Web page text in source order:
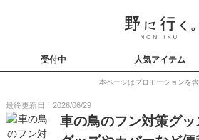
受付中 人気アイテム
本ページはプロモーションを
最終更新日：2026/06/29
車の鳥のフン対策グッ